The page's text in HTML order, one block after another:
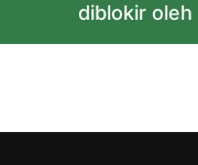
diblokir oleh